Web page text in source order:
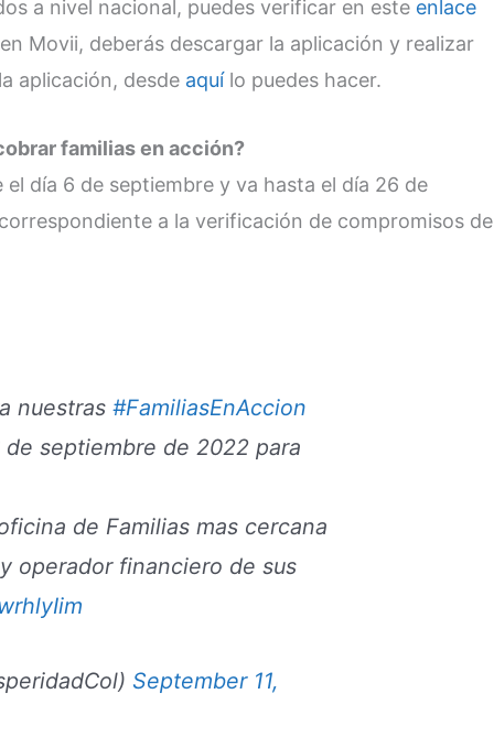
a nivel nacional, puedes verificar en este enlace
Movii, deberás descargar la aplicación y realizar
aplicación, desde aquílo puedes hacer.
familias en acción?
día 6 de septiembre y va hasta el día 26 de
a la verificación de compromisos de
nuestras#FamiliasEnAccion
septiembre de 2022 para
de Familias mas cercana
operador financiero de sus
September 11,